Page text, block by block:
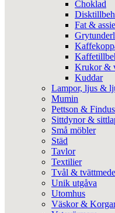
Choklad
Fat &
Krukor &
Kuddar
Lampor, ljus &
Mumin
Pettson & Findus
Sittdynor &
Små möbler
Städ
Tavlor
Textilier
Tvål &
Unik utgåva
Utomhus
Väskor &